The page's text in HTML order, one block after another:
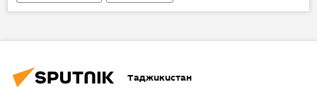
Какой сегодня праздник: календарь важных дат 2026
Таджикистан